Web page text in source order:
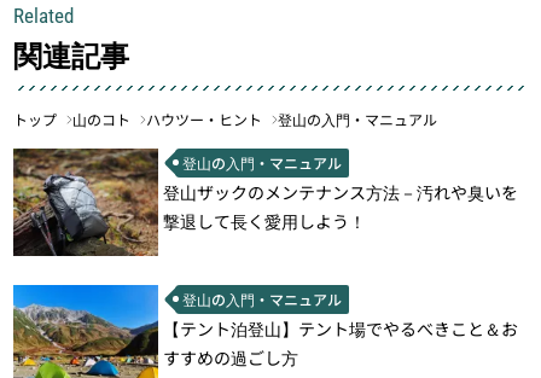
Related
関連記事
トップ 山のコト ハウツー・ヒント 登山の入門・マニュアル
登山の入門・マニュアル
登山ザックのメンテナンス方法－汚れや臭いを
撃退して長く愛用しよう！
登山の入門・マニュアル
【テント泊登山】テント場でやるべきこと＆お
すすめの過ごし方